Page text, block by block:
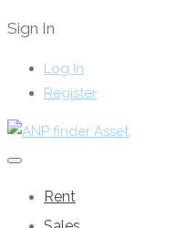
Sign In
Log In
Register
Rent